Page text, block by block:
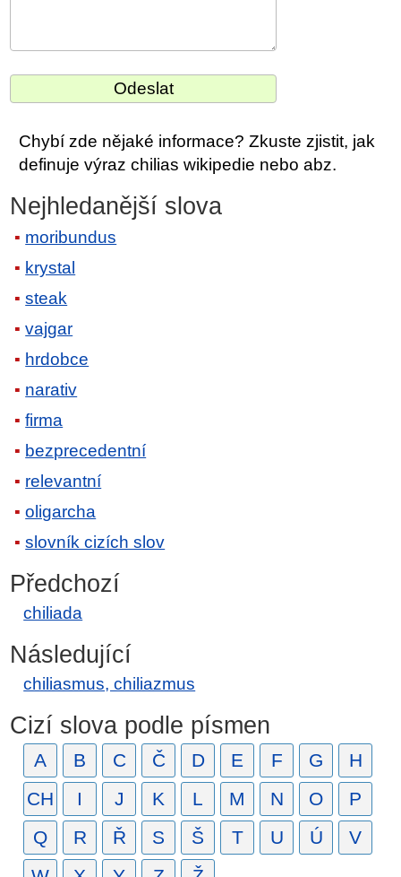
Chybí zde nějaké informace? Zkuste zjistit, jak
definuje výraz chilias wikipedie nebo abz.
Nejhledanější slova
moribundus
krystal
steak
vajgar
hrdobce
narativ
firma
bezprecedentní
relevantní
oligarcha
slovník cizích slov
Předchozí
chiliada
Následující
chiliasmus, chiliazmus
Cizí slova podle písmen
A B C Č D E F G
H
CH
I J K L M N O
P
Q
R Ř S Š T U Ú
V